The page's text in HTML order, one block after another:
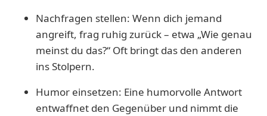
Nachfragen stellen: Wenn dich jemand
angreift, frag ruhig zurück – etwa „Wie genau
meinst du das?“ Oft bringt das den anderen
ins Stolpern.
Humor einsetzen: Eine humorvolle Antwort
entwaffnet den Gegenüber und nimmt die